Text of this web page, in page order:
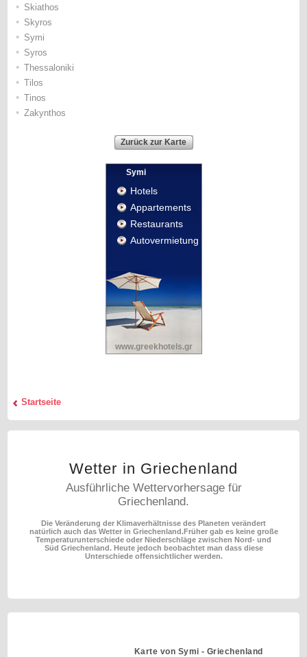
• Skiathos
• Skyros
• Symi
• Syros
• Thessaloniki
• Tilos
• Tinos
• Zakynthos
Zurück zur Karte
Symi
Hotels
Appartements
Restaurants
Autovermietung
www.greekhotels.gr
Startseite
Wetter in Griechenland
Ausführliche Wettervorhersage für
Griechenland.
Die Veränderung der Klimaverhältnisse des Planeten verändert
natürlich auch das Wetter in Griechenland.Früher gab es keine große
Temperaturunterschiede oder Niederschläge zwischen Nord- und
Süd Griechenland. Heute jedoch beobachtet man dass diese
Unterschiede offensichtlicher werden.
Karte von Symi - Griechenland